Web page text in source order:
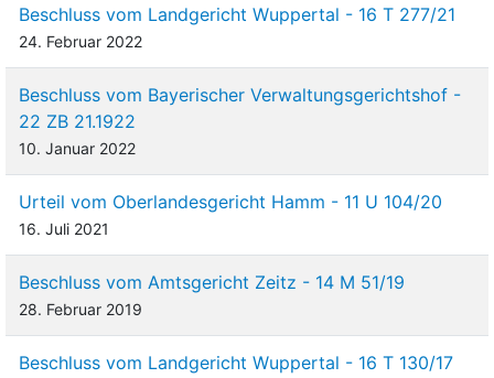
Beschluss vom Landgericht Wuppertal - 16 T 277/21
24. Februar 2022
Beschluss vom Bayerischer Verwaltungsgerichtshof -
22 ZB 21.1922
10. Januar 2022
Urteil vom Oberlandesgericht Hamm - 11 U 104/20
16. Juli 2021
Beschluss vom Amtsgericht Zeitz - 14 M 51/19
28. Februar 2019
Beschluss vom Landgericht Wuppertal - 16 T 130/17